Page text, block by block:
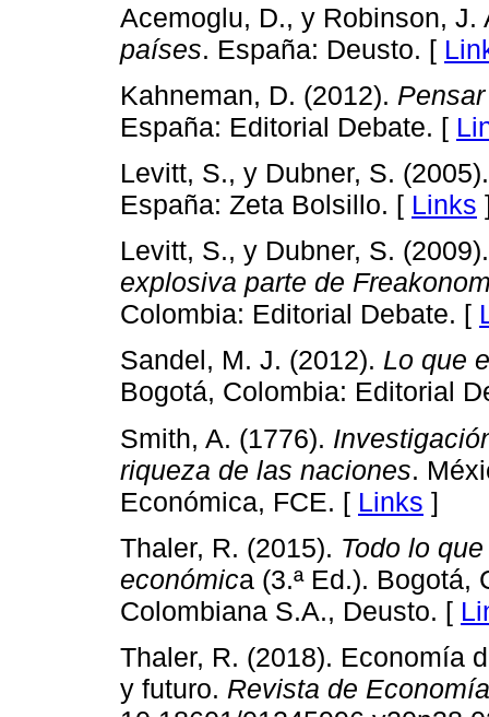
Acemoglu, D., y Robinson, J.
países. España: Deusto. [
Kahneman, D. (2012).
España: Editorial Debate. [
Levitt, S., y Dubner, S.
España: Zeta Bolsillo. [ Links
Levitt, S., y Dubner, S.
explosiva parte de
Colombia: Editorial Debate. [
Sandel, M. J. (2012). Lo que
Bogotá, Colombia: Editorial
Smith, A. (1776).
riqueza de las naciones.
Económica, FCE. [ Links ]
Thaler, R. (2015). Todo lo
económica (3.ª Ed.). Bogotá,
Colombiana S.A., Deusto. [
Thaler, R. (2018). Economía
y futuro. Revista de